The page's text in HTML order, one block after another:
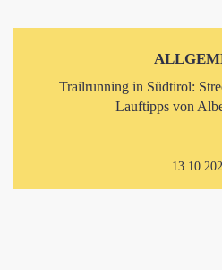
Trailrunning in Südtirol:
Lauftipps von